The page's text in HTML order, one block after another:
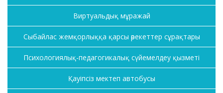
Виртуальдық мұражай
Сыбайлас жемқорлыққа қарсы әрекеттер сұрақтары
Психологиялық-педагогикалық сүйемелдеу қызметі
Қауіпсіз мектеп автобусы